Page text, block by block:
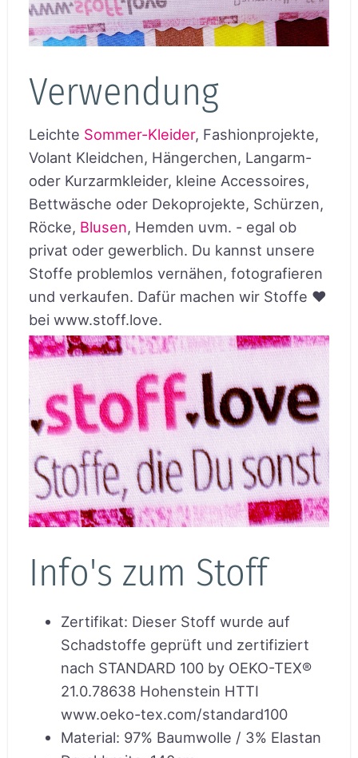
Verwendung
Leichte Sommer-Kleider, Fashionprojekte,
Volant Kleidchen, Hängerchen, Langarm-
oder Kurzarmkleider, kleine Accessoires,
Bettwäsche oder Dekoprojekte, Schürzen,
Röcke, Blusen, Hemden uvm. - egal ob
privat oder gewerblich. Du kannst unsere
Stoffe problemlos vernähen, fotografieren
und verkaufen. Dafür machen wir Stoffe ♥
bei www.stoff.love.
Info's zum Stoff
Zertifikat: Dieser Stoff wurde auf
Schadstoffe geprüft und zertifiziert
nach STANDARD 100 by OEKO-TEX®
21.0.78638 Hohenstein HTTI
www.oeko-tex.com/standard100
Material: 97% Baumwolle / 3% Elastan